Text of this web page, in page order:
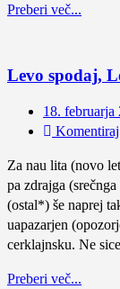
Preberi več...
Levo spodaj,
18. februarja
Za nau lita (novo
pa zdrajga
(ostal*) še naprej
uapazarjen
cerklajnsku. Ne
Preberi več...